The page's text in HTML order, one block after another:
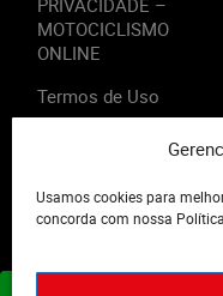
Usamos cookies para
concorda com nossa
MOTOCICLISMO
ONLINE
Termos de Uso
2023 - Editora Motor